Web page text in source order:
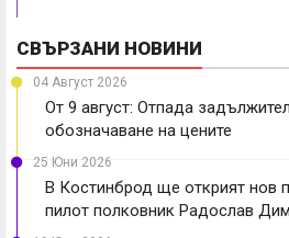
СВЪРЗАНИ НОВИНИ
04 Август 2026
От 9 август: Отпада
обозначаване на цените
25 Юни 2026
В Костинброд ще открият нов
пилот полковник Радослав